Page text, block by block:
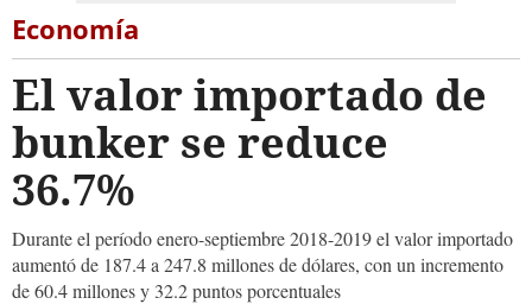
Economía
El valor importado de
bunker se reduce
36.7%
Durante el período enero-septiembre 2018-2019 el valor importado
aumentó de 187.4 a 247.8 millones de dólares, con un incremento
de 60.4 millones y 32.2 puntos porcentuales